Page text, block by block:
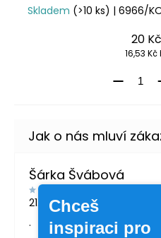
Skladem (>10 ks) | 6966/
20 Kč
16,53 Kč
Šárka Švábová
21.7.2026
.
Chceš
inspiraci pro